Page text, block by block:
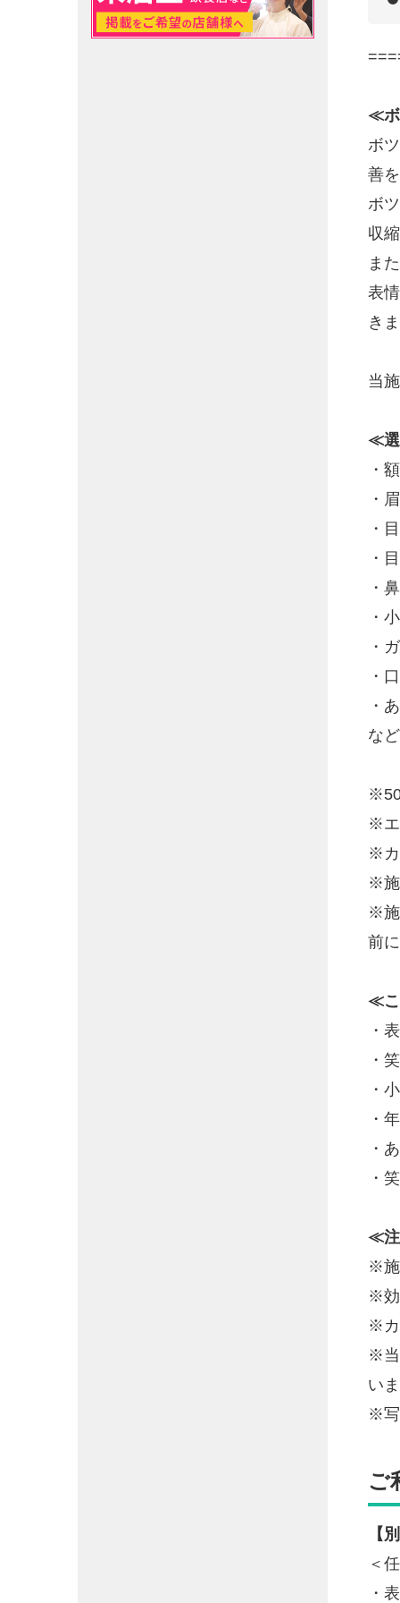
≪ボ
ボ
善
ボ
収
ま
表
き
当
≪選
・額
・
・
・
・
・
・
・
・
な
※エ
※カ
※施
※施
前
≪こ
・
・
・
・
・
・
≪
※施
※効
※カ
※当
い
※写
ご
【
＜
・